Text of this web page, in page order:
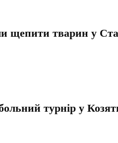
щепити тварин у
турнір у